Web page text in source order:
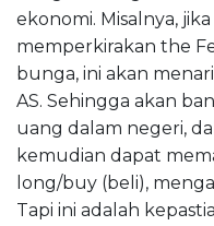
ekonomi. Misalnya,
memperkirakan the
bunga, ini akan
AS. Sehingga akan
uang dalam negeri,
kemudian dapat
long/buy (beli),
Tapi ini adalah